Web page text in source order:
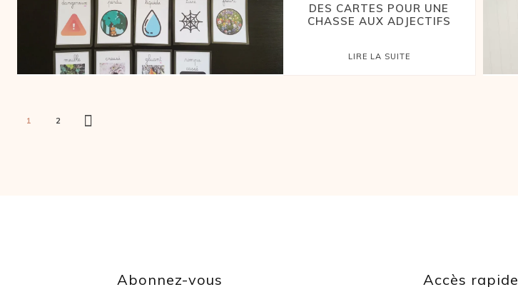
DES CARTES POUR UNE
CHASSE AUX ADJECTIFS
LIRE LA SUITE
1 2
Abonnez-vous Accès rapide